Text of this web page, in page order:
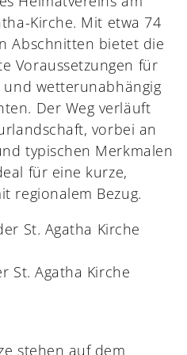
Kirche. Mit etwa 74
Abschnitten bietet die
Voraussetzungen für
wetterunabhängig
Der Weg verläuft
vorbei an
typischen Merkmalen
für eine kurze,
regionalem Bezug.
St. Agatha Kirche
St. Agatha Kirche
stehen auf dem